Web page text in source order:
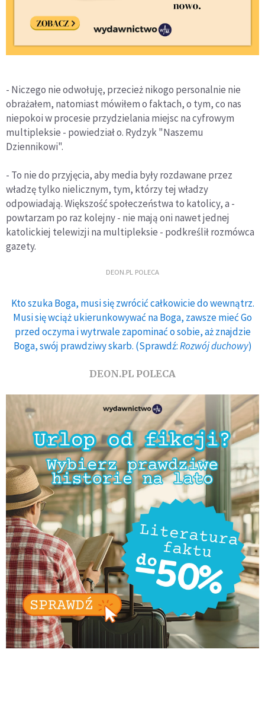
- Niczego nie odwołuję, przecież nikogo personalnie nie
obrażałem, natomiast mówiłem o faktach, o tym, co nas
niepokoi w procesie przydzielania miejsc na cyfrowym
multipleksie - powiedział o. Rydzyk "Naszemu
Dziennikowi".
- To nie do przyjęcia, aby media były rozdawane przez
władzę tylko nielicznym, tym, którzy tej władzy
odpowiadają. Większość społeczeństwa to katolicy, a -
powtarzam po raz kolejny - nie mają oni nawet jednej
katolickiej telewizji na multipleksie - podkreślił rozmówca
gazety.
DEON.PL POLECA
Kto szuka Boga, musi się zwrócić całkowicie do wewnątrz.
Musi się wciąż ukierunkowywać na Boga, zawsze mieć Go
przed oczyma i wytrwale zapominać o sobie, aż znajdzie
Boga, swój prawdziwy skarb. (Sprawdź:Rozwój duchowy)
DEON.PL POLECA